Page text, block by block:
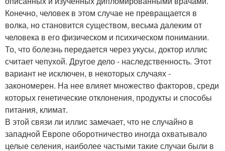
Конечно, человек в этом случае не превращается в
волка, но становится существом, весьма далеким от
человека в его физическом и психическом понимании.
То, что болезнь передается через укусы, доктор иллис
считает чепухой. Другое дело - наследственность. Этот
вариант не исключен, в некоторых случаях -
закономерен. На нее влияет множество факторов, среди
которых генетические отклонения, продукты и способы
питания, климат.
В этой связи ли иллис замечает, что не случайно в
западной Европе оборотничество иногда охватывало
целые селения, наиболее частыми такие случаи были в